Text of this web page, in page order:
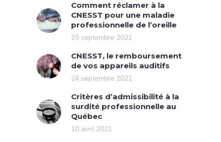
Comment réclamer à la
CNESST pour une maladie
professionnelle de l’oreille
25 septembre 2021
CNESST, le remboursement
de vos appareils auditifs
24 septembre 2021
Critères d’admissibilité à la
surdité professionnelle au
Québec
10 avril 2021